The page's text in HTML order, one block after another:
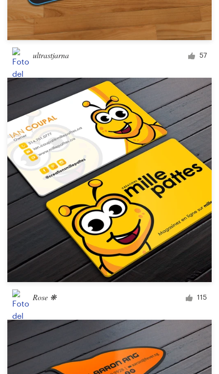
ultrastjarna 57
Rose ❋ 115